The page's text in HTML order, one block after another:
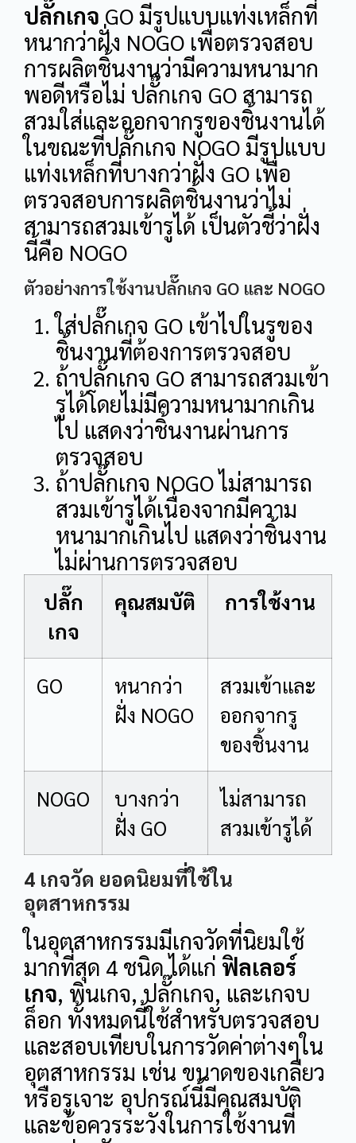
ปลั๊กเกจ GO มีรูปแบบแท่งเหล็กที่
หนากว่าฝั่ง NOGO เพื่อตรวจสอบ
การผลิตชิ้นงานว่ามีความหนามาก
พอดีหรือไม่ ปลั๊กเกจ GO สามารถ
สวมใส่และออกจากรูของชิ้นงานได้
ในขณะที่ปลั๊กเกจ NOGO มีรูปแบบ
แท่งเหล็กที่บางกว่าฝั่ง GO เพื่อ
ตรวจสอบการผลิตชิ้นงานว่าไม่
สามารถสวมเข้ารูได้ เป็นตัวชี้ว่าฝั่ง
นี้คือ NOGO
ตัวอย่างการใช้งานปลั๊กเกจ GO และ NOGO
ใส่ปลั๊กเกจ GO เข้าไปในรูของ
ชิ้นงานที่ต้องการตรวจสอบ
ถ้าปลั๊กเกจ GO สามารถสวมเข้า
รูได้โดยไม่มีความหนามากเกิน
ไป แสดงว่าชิ้นงานผ่านการ
ตรวจสอบ
ถ้าปลั๊กเกจ NOGO ไม่สามารถ
สวมเข้ารูได้เนื่องจากมีความ
หนามากเกินไป แสดงว่าชิ้นงาน
ไม่ผ่านการตรวจสอบ
ปลั๊ก
เกจ
คุณสมบัติ การใช้งาน
GO
หนากว่า
ฝั่ง NOGO
สวมเข้าและ
ออกจากรู
ของชิ้นงาน
NOGO
บางกว่า
ฝั่ง GO
ไม่สามารถ
สวมเข้ารูได้
4 เกจวัด ยอดนิยมที่ใช้ใน
อุตสาหกรรม
ในอุตสาหกรรมมีเกจวัดที่นิยมใช้
มากที่สุด 4 ชนิด ได้แก่ ฟิลเลอร์
เกจ, พินเกจ, ปลั๊กเกจ, และเกจบ
ล็อก ทั้งหมดนี้ใช้สำหรับตรวจสอบ
และสอบเทียบในการวัดค่าต่างๆใน
อุตสาหกรรม เช่น ขนาดของเกลียว
หรือรูเจาะ อุปกรณ์นี้มีคุณสมบัติ
และข้อควรระวังในการใช้งานที่